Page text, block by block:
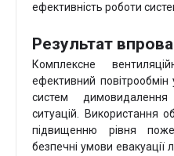
ефективність роботи
Результат
Комплексне
ефективний повітрообмін
систем
ситуацій. Використання
підвищенню рівня
безпечні умови евакуації